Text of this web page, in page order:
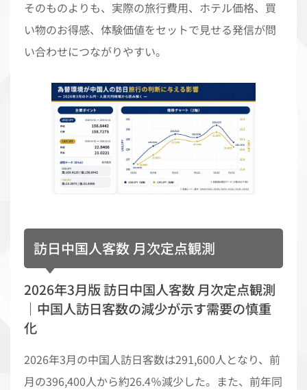
そのものよりも、実際の旅行費用、ホテル価格、買
い物のお得感、体験価値をセットで見せる発信が問
い合わせにつながりやすい。
訪日中国人客数 月次定点観測
2026年3月版 訪日中国人客数 月次定点観測
｜中国人訪日客数の減少が示す需要の慎重
化
2026年3月の中国人訪日客数は291,600人となり、前
月の396,400人から約26.4％減少した。また、前年同